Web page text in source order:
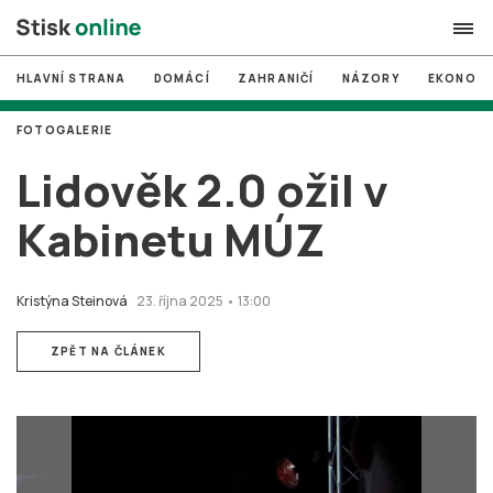
search
# MUNI
Brno
# volby
login PŘIHLÁSIT SE
Zapomněli jste heslo?
HLAVNÍ STRANA DOMÁCÍ ZAHRANIČÍ NÁZORY
Lidověk 2.0 ožil v
Kabinetu MÚZ
Kristýna Steinová 23. října 2025 • 13:00
FOTOGALERIE
ZPĚT NA ČLÁNEK